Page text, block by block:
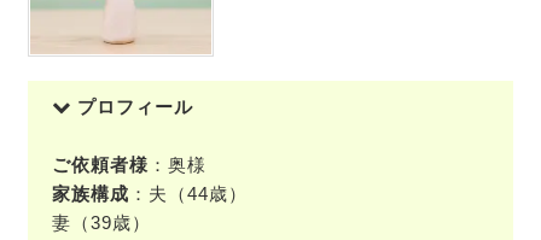
プロフィール
ご依頼者様 ：奥様
家族構成 ：夫（44歳）
妻（39歳）